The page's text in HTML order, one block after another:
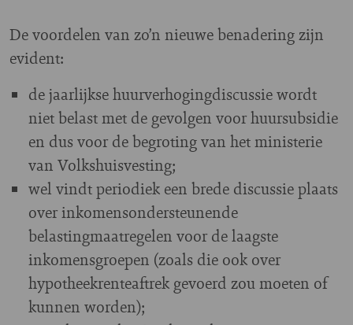
De voordelen van zo’n nieuwe benadering zijn
evident:
de jaarlijkse huurverhogingdiscussie wordt
niet belast met de gevolgen voor huursubsidie
en dus voor de begroting van het ministerie
van Volkshuisvesting;
wel vindt periodiek een brede discussie plaats
over inkomensondersteunende
belastingmaatregelen voor de laagste
inkomensgroepen (zoals die ook over
hypotheekrenteaftrek gevoerd zou moeten of
kunnen worden);